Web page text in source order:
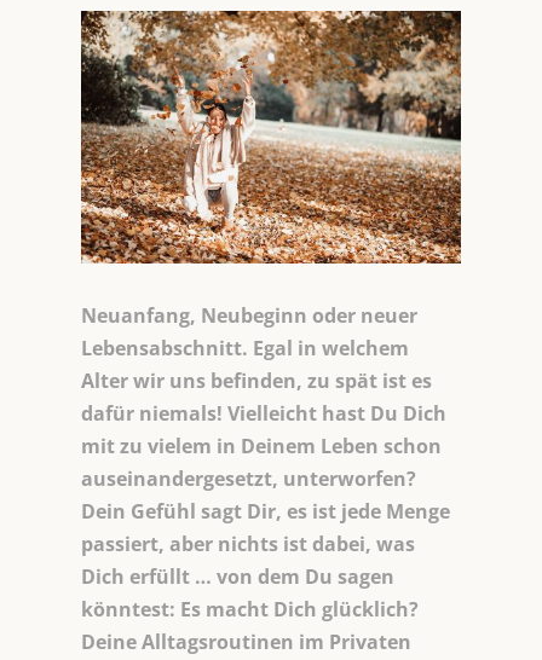
Neuanfang, Neubeginn oder neuer
Lebensabschnitt. Egal in welchem
Alter wir uns befinden, zu spät ist es
dafür niemals! Vielleicht hast Du Dich
mit zu vielem in Deinem Leben schon
auseinandergesetzt, unterworfen?
Dein Gefühl sagt Dir, es ist jede Menge
passiert, aber nichts ist dabei, was
Dich erfüllt … von dem Du sagen
könntest: Es macht Dich glücklich?
Deine Alltagsroutinen im Privaten